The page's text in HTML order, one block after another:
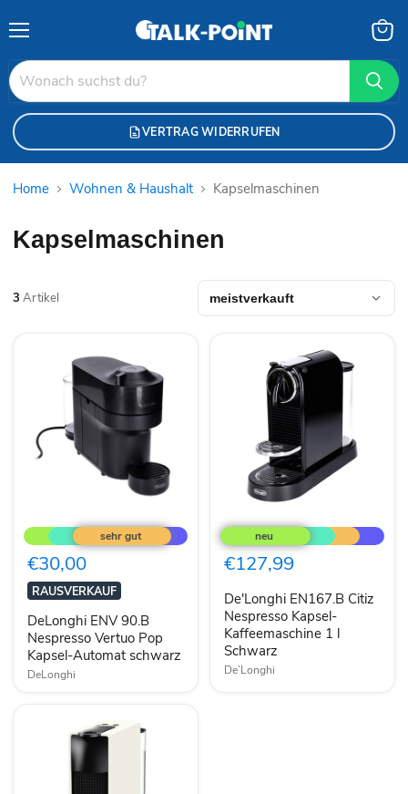
VERTRAG WIDERRUFEN
Home Wohnen & Haushalt Kapselmaschinen
Kapselmaschinen
3 Artikel
ENV
90.B
Nespresso
Vertuo
Pop
Kapsel-
Automat
schwarz
€30,00
RAUSVERKAUF
DeLonghi ENV 90.B
Nespresso Vertuo Pop
Kapsel-Automat schwarz
DeLonghi
EN167.B
Citiz
Nespresso
Kapsel-
1
Schwarz
€127,99
De'Longhi EN167.B Citiz
Nespresso Kapsel-
Kaffeemaschine 1 l
Schwarz
De’Longhi